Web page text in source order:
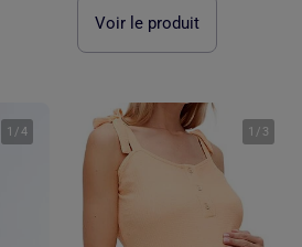
Voir le produit
1 /4 1 / 3